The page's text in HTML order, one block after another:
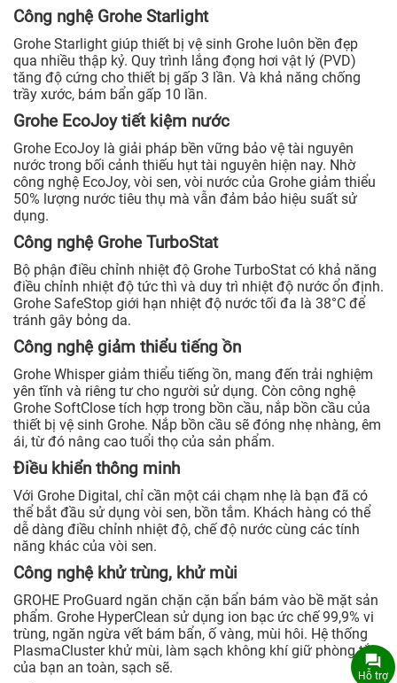
Công nghệ Grohe Starlight
Grohe Starlight giúp thiết bị vệ sinh Grohe luôn bền đẹp
qua nhiều thập kỷ. Quy trình lắng đọng hơi vật lý (PVD)
tăng độ cứng cho thiết bị gấp 3 lần. Và khả năng chống
trầy xước, bám bẩn gấp 10 lần.
Grohe EcoJoy tiết kiệm nước
Grohe EcoJoy là giải pháp bền vững bảo vệ tài nguyên
nước trong bối cảnh thiếu hụt tài nguyên hiện nay. Nhờ
công nghệ EcoJoy, vòi sen, vòi nước của Grohe giảm thiểu
50% lượng nước tiêu thụ mà vẫn đảm bảo hiệu suất sử
dụng.
Công nghệ Grohe TurboStat
Bộ phận điều chỉnh nhiệt độ Grohe TurboStat có khả năng
điều chỉnh nhiệt độ tức thì và duy trì nhiệt độ nước ổn định.
Grohe SafeStop giới hạn nhiệt độ nước tối đa là 38°C để
tránh gây bỏng da.
Công nghệ giảm thiểu tiếng ồn
Grohe Whisper giảm thiểu tiếng ồn, mang đến trải nghiệm
yên tĩnh và riêng tư cho người sử dụng. Còn công nghệ
Grohe SoftClose tích hợp trong bồn cầu, nắp bồn cầu của
thiết bị vệ sinh Grohe. Nắp bồn cầu sẽ đóng nhẹ nhàng, êm
ái, từ đó nâng cao tuổi thọ của sản phẩm.
Điều khiển thông minh
Với Grohe Digital, chỉ cần một cái chạm nhẹ là bạn đã có
thể bắt đầu sử dụng vòi sen, bồn tắm. Khách hàng có thể
dễ dàng điều chỉnh nhiệt độ, chế độ nước cùng các tính
năng khác của vòi sen.
Công nghệ khử trùng, khử mùi
GROHE ProGuard ngăn chặn cặn bẩn bám vào bề mặt sản
phẩm. Grohe HyperClean sử dụng ion bạc ức chế 99,9% vi
trùng, ngăn ngừa vết bám bẩn, ố vàng, mùi hôi. Hệ thống
PlasmaCluster khử mùi, làm sạch không khí giữ phòng tắm
của bạn an toàn, sạch sẽ.
Hỗ trợ